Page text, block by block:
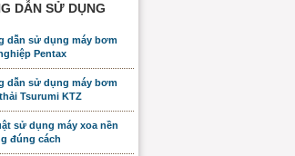
DẪN SỬ DỤNG
dẫn sử dụng máy bơm
Pentax
dẫn sử dụng máy bơm
Tsurumi KTZ
sử dụng máy xoa nền
đúng cách